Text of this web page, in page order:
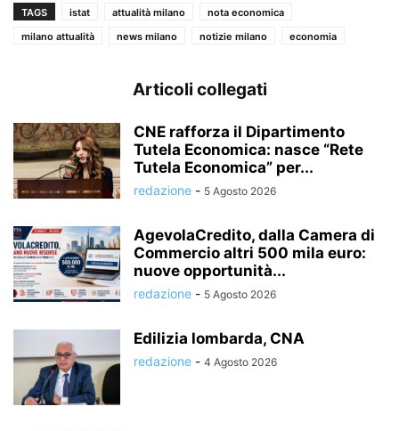
TAGS istat attualità milano
nota economica
milano attualità
news milano notizie milano economia
Articoli collegati
CNE rafforza il Dipartimento
Tutela Economica: nasce “Rete
Tutela Economica” per...
redazione - 5 Agosto 2026
AgevolaCredito, dalla Camera di
Commercio altri 500 mila euro:
nuove opportunità...
redazione - 5 Agosto 2026
Edilizia lombarda, CNA
redazione - 4 Agosto 2026